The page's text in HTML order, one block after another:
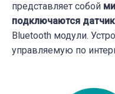
представляет собой
подключаются
Bluetooth модули.
управляемую по